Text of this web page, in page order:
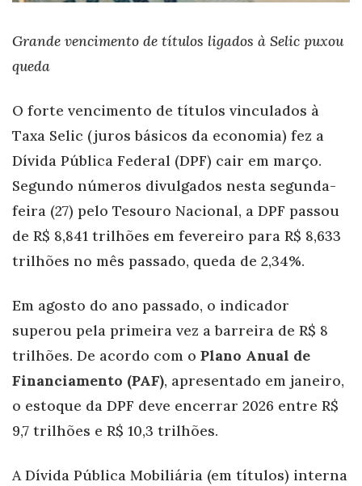
Grande vencimento de títulos ligados à Selic puxou
queda
O forte vencimento de títulos vinculados à
Taxa Selic (juros básicos da economia) fez a
Dívida Pública Federal (DPF) cair em março.
Segundo números divulgados nesta segunda-
feira (27) pelo Tesouro Nacional, a DPF passou
de R$ 8,841 trilhões em fevereiro para R$ 8,633
trilhões no mês passado, queda de 2,34%.
Em agosto do ano passado, o indicador
superou pela primeira vez a barreira de R$ 8
trilhões. De acordo com o Plano Anual de
Financiamento (PAF), apresentado em janeiro,
o estoque da DPF deve encerrar 2026 entre R$
9,7 trilhões e R$ 10,3 trilhões.
A Dívida Pública Mobiliária (em títulos) interna